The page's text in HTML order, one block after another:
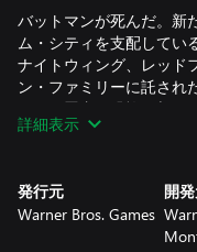
バットマンが死んだ。新
ム・シティを支配してい
ナイトウィング、レッド
ン・ファミリーに託され
して犯罪者に恐怖を与え
ツ』は、かつてないほど
ルし、犯罪を鎮圧しよう
ナイトを継ぐ時が来た。
詳細表示
発行元
Warner Bros. Games
開